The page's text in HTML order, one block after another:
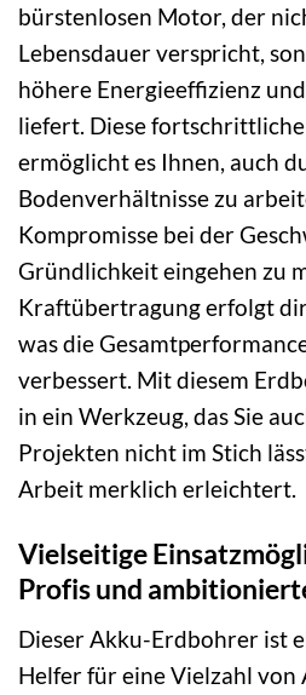
bürstenlosen Motor, der
Lebensdauer verspricht,
höhere Energieeffizienz
liefert. Diese
ermöglicht es Ihnen, auch
Bodenverhältnisse zu
Kompromisse bei der
Gründlichkeit eingehen zu
Kraftübertragung erfolgt
was die
verbessert. Mit diesem
in ein Werkzeug, das Sie
Projekten nicht im Stich
Arbeit merklich erleichtert.
Vielseitige
Profis und
Dieser Akku-Erdbohrer ist
Helfer für eine Vielzahl von